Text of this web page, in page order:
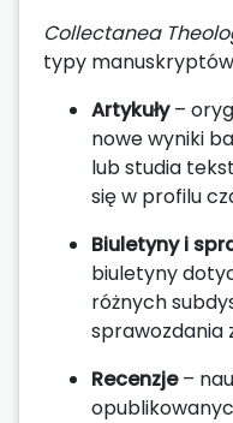
Collectanea
typy
Artykuły–
nowe wyniki
lub studia
się w profilu
Biuletyny i
biuletyny
różnych
sprawozdania
Recenzje–